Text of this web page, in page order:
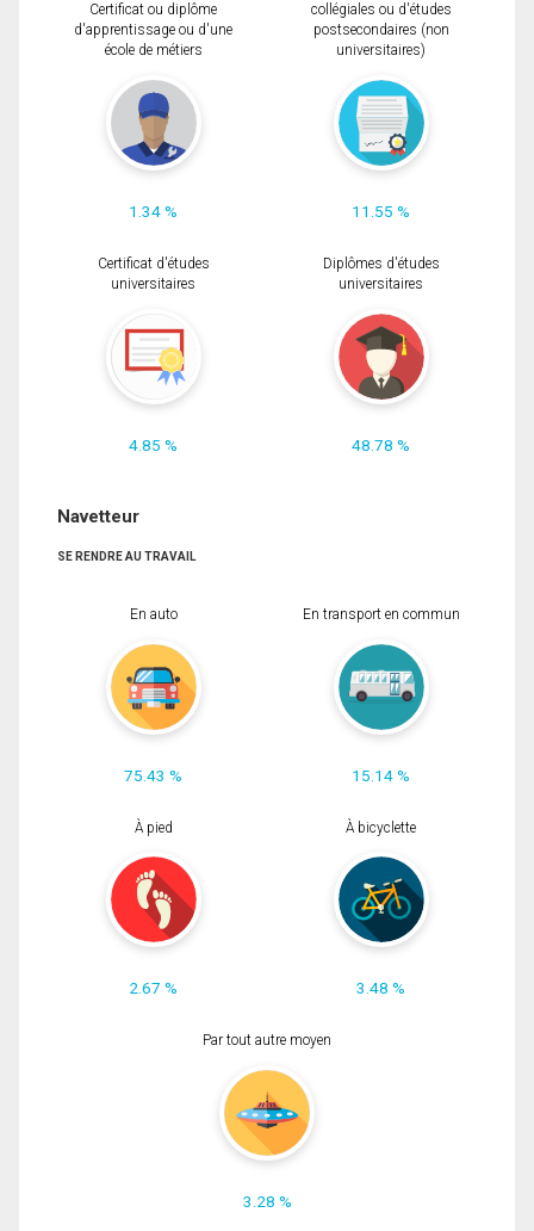
Certificat ou diplôme
d'apprentissage ou d'une
école de métiers
1.34 %
collégiales ou d'études
postsecondaires (non
universitaires)
11.55 %
Certificat d'études
universitaires
4.85 %
Diplômes d'études
universitaires
48.78 %
Navetteur
SE RENDRE AU TRAVAIL
En auto
75.43 %
En transport en commun
15.14 %
À pied
2.67 %
À bicyclette
3.48 %
Par tout autre moyen
3.28 %